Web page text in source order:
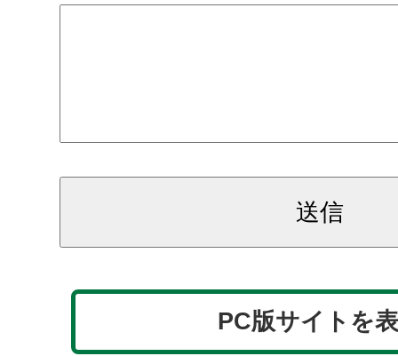
PC版サイトを